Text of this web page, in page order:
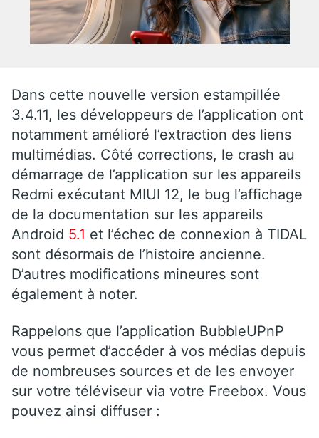
Dans cette nouvelle version estampillée
3.4.11, les développeurs de l’application ont
notamment amélioré l’extraction des liens
multimédias. Côté corrections, le crash au
démarrage de l’application sur les appareils
Redmi exécutant MIUI 12, le bug l’affichage
de la documentation sur les appareils
Android 5.1 et l’échec de connexion à TIDAL
sont désormais de l’histoire ancienne.
D’autres modifications mineures sont
également à noter.
Rappelons que l’application BubbleUPnP
vous permet d’accéder à vos médias depuis
de nombreuses sources et de les envoyer
sur votre téléviseur via votre Freebox. Vous
pouvez ainsi diffuser :